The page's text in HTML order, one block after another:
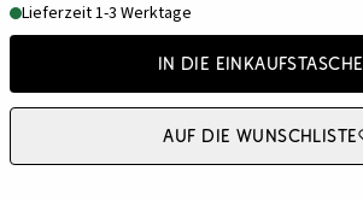
Lieferzeit 1-3 Werktage
In die Einkaufstasche
Auf die Wunschliste